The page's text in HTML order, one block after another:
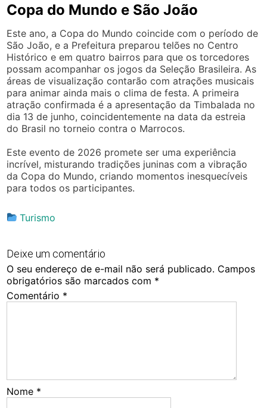
Copa do Mundo e São João
Este ano, a Copa do Mundo coincide com o período de
São João, e a Prefeitura preparou telões no Centro
Histórico e em quatro bairros para que os torcedores
possam acompanhar os jogos da Seleção Brasileira. As
áreas de visualização contarão com atrações musicais
para animar ainda mais o clima de festa. A primeira
atração confirmada é a apresentação da Timbalada no
dia 13 de junho, coincidentemente na data da estreia
do Brasil no torneio contra o Marrocos.
Este evento de 2026 promete ser uma experiência
incrível, misturando tradições juninas com a vibração
da Copa do Mundo, criando momentos inesquecíveis
para todos os participantes.
Turismo
Deixe um comentário
O seu endereço de e-mail não será publicado. Campos
obrigatórios são marcados com *
Comentário *
Nome *